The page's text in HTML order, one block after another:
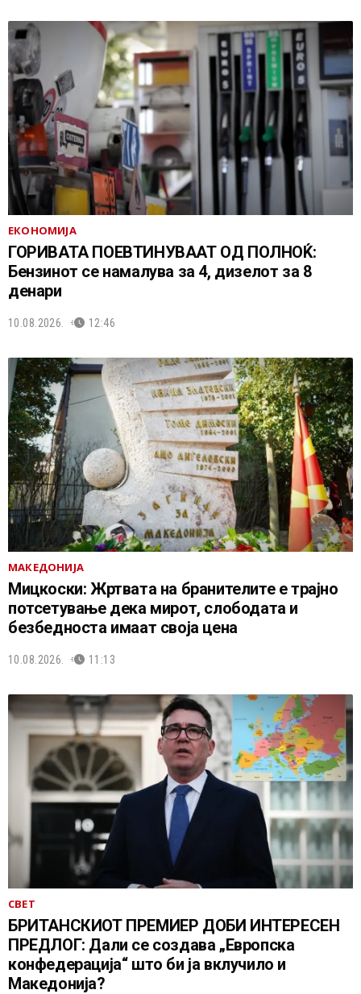
ЕКОНОМИЈА
ГОРИВАТА ПОЕВТИНУВААТ ОД ПОЛНОЌ:
Бензинот се намалува за 4, дизелот за 8
денари
10.08.2026. 12:46
МАКЕДОНИЈА
Мицкоски: Жртвата на бранителите е трајно
потсетување дека мирот, слободата и
безбедноста имаат своја цена
10.08.2026. 11:13
СВЕТ
БРИТАНСКИОТ ПРЕМИЕР ДОБИ ИНТЕРЕСЕН
ПРЕДЛОГ: Дали се создава „Европска
конфедерација“ што би ја вклучило и
Македонија?